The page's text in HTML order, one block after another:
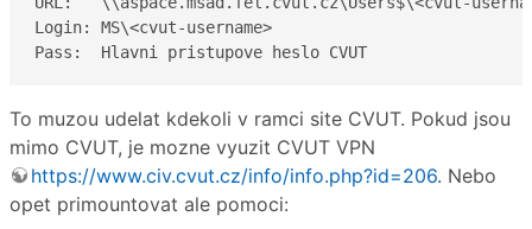
Login: MS\<cvut-username>
Pass:  Hlavni pristupove heslo CVUT
To muzou udelat kdekoli v ramci site CVUT. Pokud jsou
mimo CVUT, je mozne vyuzit CVUT VPN
https://www.civ.cvut.cz/info/info.php?id=206. Nebo
opet primountovat ale pomoci: